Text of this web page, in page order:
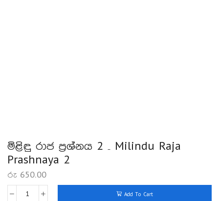
මිළිඳු රාජ ප්‍රශ්නය 2 – Milindu Raja
Prashnaya 2
රු 650.00
Add To Cart